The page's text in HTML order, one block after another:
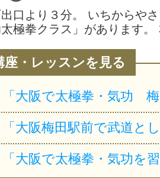
口より３分。 いちからや
極拳クラス」があります
座・レッスンを見る